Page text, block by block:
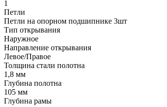
1
Петли
Петли на опорном подшипнике 3шт
Тип открывания
Наружное
Направление открывания
Левое/Правое
Толщина стали полотна
1,8 мм
Глубина полотна
105 мм
Глубина рамы